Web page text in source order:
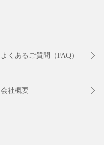
よくあるご質問（FAQ）
会社概要